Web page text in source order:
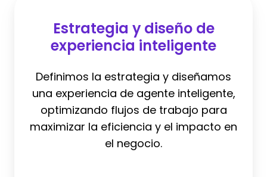
Estrategia y diseño de
experiencia inteligente
Definimos la estrategia y diseñamos
una experiencia de agente inteligente,
optimizando flujos de trabajo para
maximizar la eficiencia y el impacto en
el negocio.
diseño
de
experiencia
inteligente